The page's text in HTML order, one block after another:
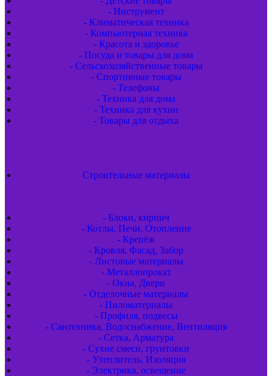
- Инструмент
- Климатическая техника
- Компьютерная техника
- Красота и здоровье
- Посуда и товары для дома
- Сельскохозяйственные товары
- Спортивные товары
- Телефоны
- Техника для дома
- Техника для кухни
- Товары для отдыха
Строительные материалы
- Блоки, кирпич
- Котлы, Печи, Отопление
- Крепёж
- Кровля, Фасад, Забор
- Листовые материалы
- Металлопрокат
- Окна, Двери
- Отделочные материалы
- Пиломатериалы
- Профиля, подвесы
- Сантехника, Водоснабжение, Вентиляция
- Сетка, Арматура
- Сухие смеси, грунтовки
- Утеплитель, Изоляция
- Электрика, освещение